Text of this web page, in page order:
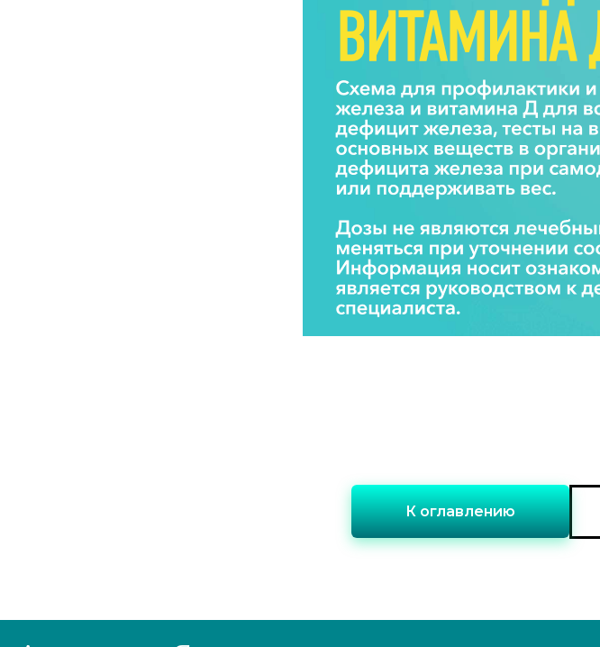
К оглавлению